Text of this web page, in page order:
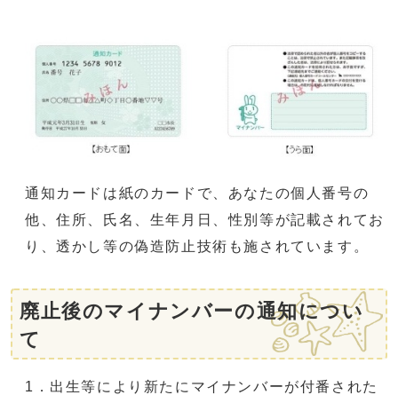
通知カードは紙のカードで、あなたの個人番号の
他、住所、氏名、生年月日、性別等が記載されてお
り、透かし等の偽造防止技術も施されています。
廃止後のマイナンバーの通知につい
て
1．出生等により新たにマイナンバーが付番された